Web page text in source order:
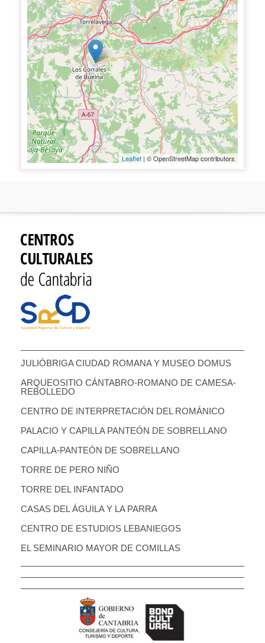
Leaflet | © OpenStreetMap contributors
JULIÓBRIGA CIUDAD ROMANA Y MUSEO DOMUS
ARQUEOSITIO CÁNTABRO-ROMANO DE CAMESA-
REBOLLEDO
CENTRO DE INTERPRETACIÓN DEL ROMÁNICO
PALACIO Y CAPILLA PANTEÓN DE SOBRELLANO
CAPILLA-PANTEÓN DE SOBRELLANO
TORRE DE PERO NIÑO
TORRE DEL INFANTADO
CASAS DEL ÁGUILA Y LA PARRA
CENTRO DE ESTUDIOS LEBANIEGOS
EL SEMINARIO MAYOR DE COMILLAS